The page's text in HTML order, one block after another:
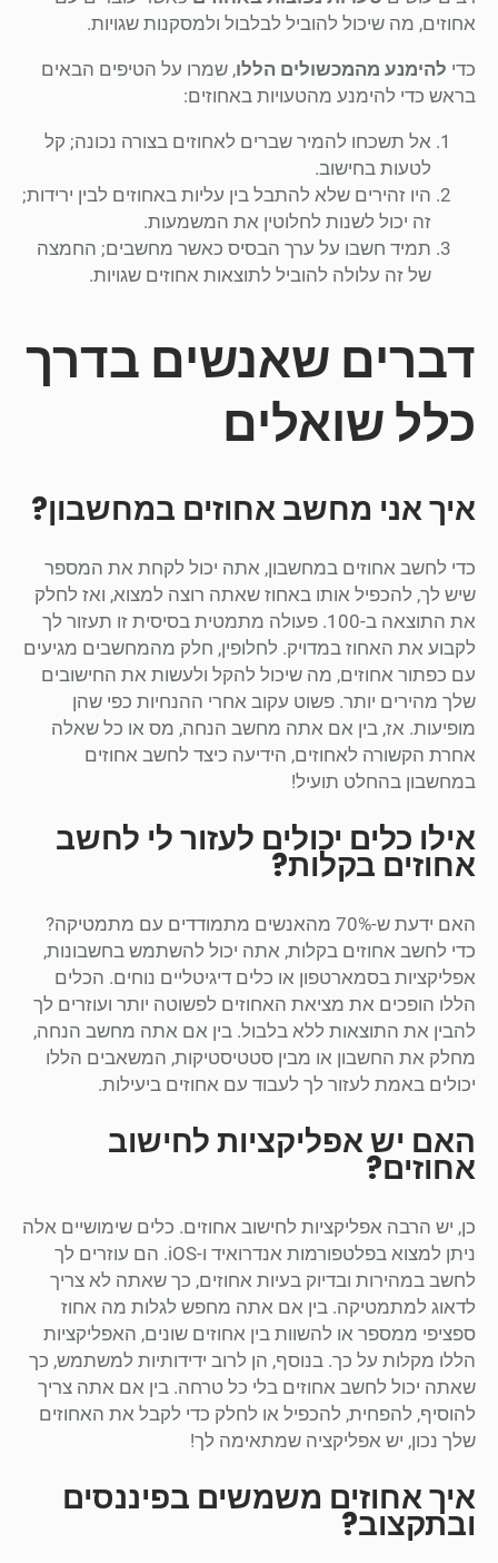
אחוזים, מה שיכול להוביל לבלבול ולמסקנות שגויות.
כדי להימנע מהמכשולים הללו, שמרו על הטיפים הבאים
בראש כדי להימנע מהטעויות באחוזים:
אל תשכחו להמיר שברים לאחוזים בצורה נכונה; קל
לטעות בחישוב.
היו זהירים שלא להתבל בין עליות באחוזים לבין ירידות;
זה יכול לשנות לחלוטין את המשמעות.
תמיד חשבו על ערך הבסיס כאשר מחשבים; החמצה
של זה עלולה להוביל לתוצאות אחוזים שגויות.
דברים שאנשים בדרך
כלל שואלים
איך אני מחשב אחוזים במחשבון?
כדי לחשב אחוזים במחשבון, אתה יכול לקחת את המספר
שיש לך, להכפיל אותו באחוז שאתה רוצה למצוא, ואז לחלק
את התוצאה ב-100. פעולה מתמטית בסיסית זו תעזור לך
לקבוע את האחוז במדויק. לחלופין, חלק מהמחשבים מגיעים
עם כפתור אחוזים, מה שיכול להקל ולעשות את החישובים
שלך מהירים יותר. פשוט עקוב אחרי ההנחיות כפי שהן
מופיעות. אז, בין אם אתה מחשב הנחה, מס או כל שאלה
אחרת הקשורה לאחוזים, הידיעה כיצד לחשב אחוזים
במחשבון בהחלט תועיל!
אילו כלים יכולים לעזור לי לחשב
אחוזים בקלות?
האם ידעת ש-70% מהאנשים מתמודדים עם מתמטיקה?
כדי לחשב אחוזים בקלות, אתה יכול להשתמש בחשבונות,
אפליקציות בסמארטפון או כלים דיגיטליים נוחים. הכלים
הללו הופכים את מציאת האחוזים לפשוטה יותר ועוזרים לך
להבין את התוצאות ללא בלבול. בין אם אתה מחשב הנחה,
מחלק את החשבון או מבין סטטיסטיקות, המשאבים הללו
יכולים באמת לעזור לך לעבוד עם אחוזים ביעילות.
האם יש אפליקציות לחישוב
אחוזים?
כן, יש הרבה אפליקציות לחישוב אחוזים. כלים שימושיים אלה
ניתן למצוא בפלטפורמות אנדרואיד ו-iOS. הם עוזרים לך
לחשב במהירות ובדיוק בעיות אחוזים, כך שאתה לא צריך
לדאוג למתמטיקה. בין אם אתה מחפש לגלות מה אחוז
ספציפי ממספר או להשוות בין אחוזים שונים, האפליקציות
הללו מקלות על כך. בנוסף, הן לרוב ידידותיות למשתמש, כך
שאתה יכול לחשב אחוזים בלי כל טרחה. בין אם אתה צריך
להוסיף, להפחית, להכפיל או לחלק כדי לקבל את האחוזים
שלך נכון, יש אפליקציה שמתאימה לך!
איך אחוזים משמשים בפיננסים
ובתקצוב?